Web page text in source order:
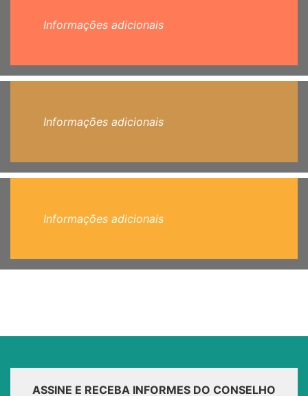
Informações adicionais
Informações adicionais
Informações adicionais
ASSINE E RECEBA INFORMES DO CONSELHO